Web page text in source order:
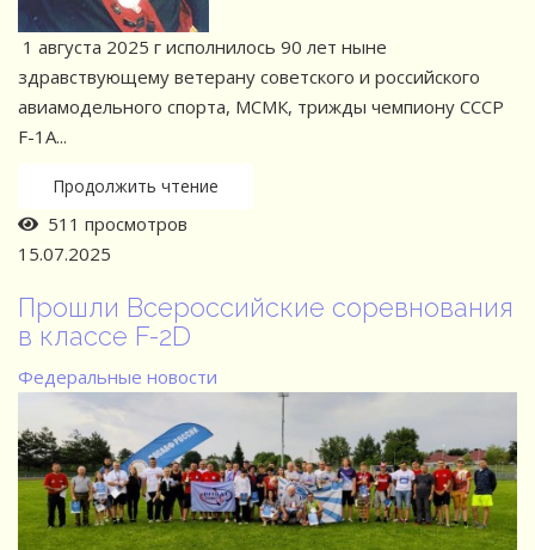
1 августа 2025 г исполнилось 90 лет ныне
здравствующему ветерану советского и российского
авиамодельного спорта, МСМК, трижды чемпиону СССР
F-1A...
Продолжить чтение
511 просмотров
15.07.2025
Прошли Всероссийские соревнования
в классе F-2D
Федеральные новости